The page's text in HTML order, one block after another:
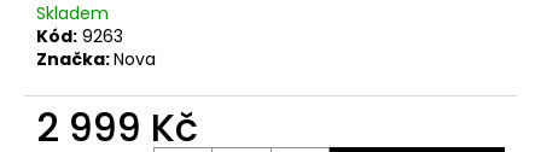
Skladem
Kód: 9263
Značka:Nova
2 999 Kč